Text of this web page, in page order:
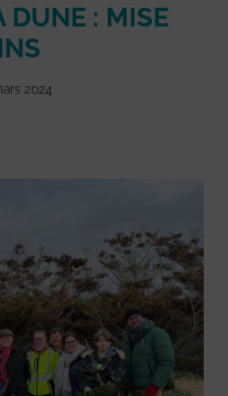
DUNE : MISE
2024